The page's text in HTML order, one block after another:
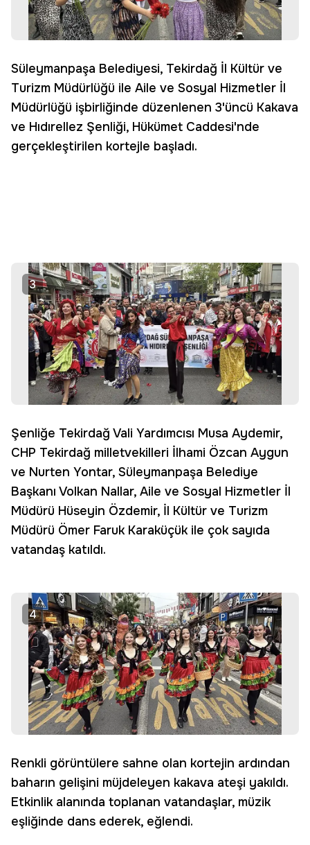
Süleymanpaşa Belediyesi, Tekirdağ İl Kültür ve
Turizm Müdürlüğü ile Aile ve Sosyal Hizmetler İl
Müdürlüğü işbirliğinde düzenlenen 3'üncü Kakava
ve Hıdırellez Şenliği, Hükümet Caddesi'nde
gerçekleştirilen kortejle başladı.
3
Şenliğe Tekirdağ Vali Yardımcısı Musa Aydemir,
CHP Tekirdağ milletvekilleri İlhami Özcan Aygun
ve Nurten Yontar, Süleymanpaşa Belediye
Başkanı Volkan Nallar, Aile ve Sosyal Hizmetler İl
Müdürü Hüseyin Özdemir, İl Kültür ve Turizm
Müdürü Ömer Faruk Karaküçük ile çok sayıda
vatandaş katıldı.
4
Renkli görüntülere sahne olan kortejin ardından
baharın gelişini müjdeleyen kakava ateşi yakıldı.
Etkinlik alanında toplanan vatandaşlar, müzik
eşliğinde dans ederek, eğlendi.